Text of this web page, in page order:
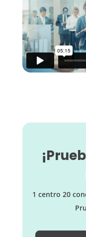
1 centro 20